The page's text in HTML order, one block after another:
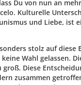
Du von nun an
Kulturelle
und Liebe, ist
stolz auf diese
Wahl gelassen.
groß. Diese
zusammen